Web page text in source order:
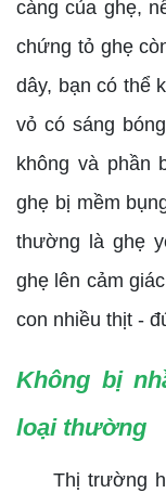
càng của ghẹ,
chứng tỏ ghẹ
dây, bạn có thể
vỏ có sáng
không và phần
ghẹ bị mềm
thường là ghẹ
ghẹ lên cảm
con nhiều thịt -
Không bị
loại thường
Thị trường